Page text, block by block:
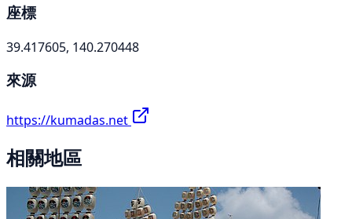
座標
39.417605, 140.270448
來源
https://kumadas.net
相關地區